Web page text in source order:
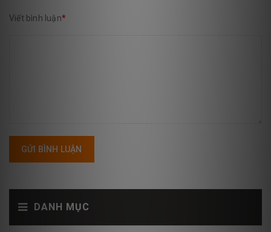
DANH MỤC
Viết bình luận*
GỬI BÌNH LUẬN